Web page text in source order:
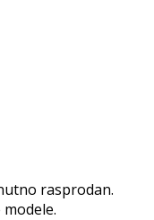
rasprodan.